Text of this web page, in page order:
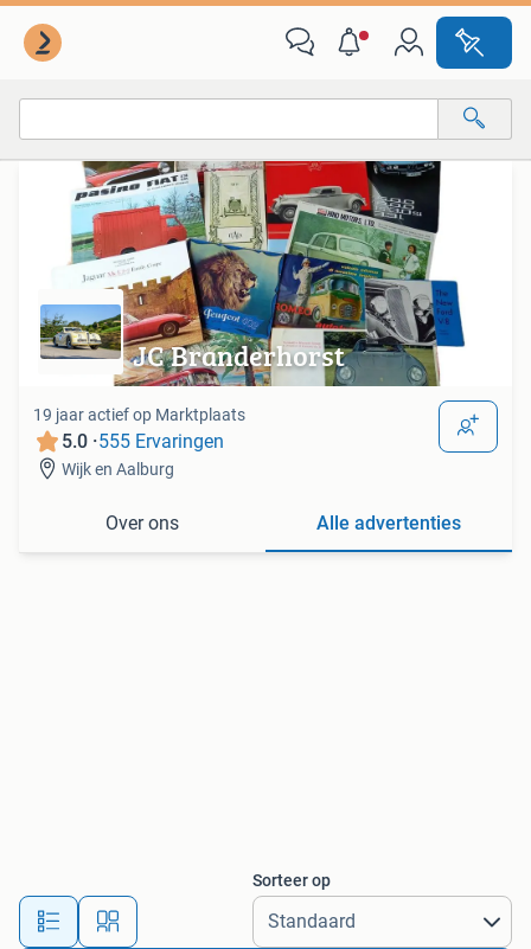
Alle categorieën…
Alle afstanden…
Van deze adverteerder
JC Branderhorst
19 jaar actief op Marktplaats
5.0 ·555 Ervaringen
Wijk en Aalburg
Over ons Alle advertenties
Sorteer op